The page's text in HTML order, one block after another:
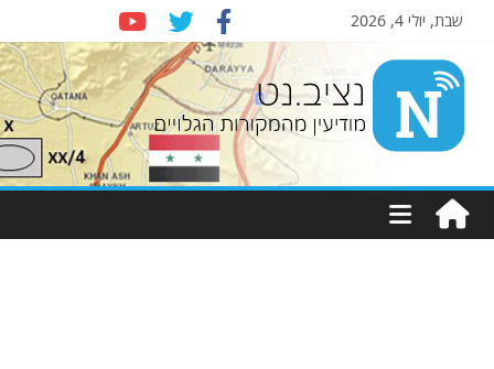
שבת, יולי 4, 2026
Nziv.net
מודיעין
מהמקורות